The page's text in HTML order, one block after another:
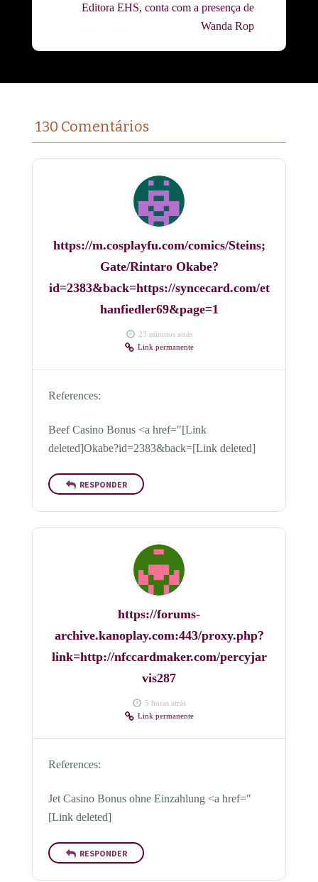
Editora EHS, conta com a presença de
Wanda Rop
130 Comentários
https://m.cosplayfu.com/comics/Steins;
Gate/Rintaro Okabe?
id=2383&back=https://syncecard.com/et
hanfiedler69&page=1
23 minutos atrás
Link permanente
References:
Beef Casino Bonus <a href="[Link
deleted]Okabe?id=2383&back=[Link deleted]
RESPONDER
https://forums-
archive.kanoplay.com:443/proxy.php?
link=http://nfccardmaker.com/percyjar
vis287
5 horas atrás
Link permanente
References:
Jet Casino Bonus ohne Einzahlung <a href="
[Link deleted]
RESPONDER